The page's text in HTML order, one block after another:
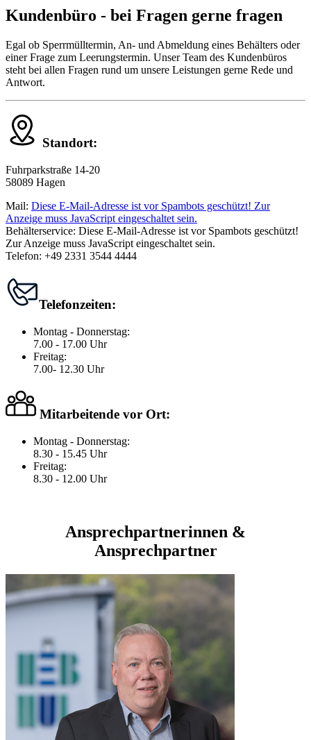
Kundenbüro - bei Fragen gerne fragen
Egal ob Sperrmülltermin, An- und Abmeldung eines Behälters oder
einer Frage zum Leerungstermin. Unser Team des Kundenbüros
steht bei allen Fragen rund um unsere Leistungen gerne Rede und
Antwort.
Standort:
Fuhrparkstraße 14-20
58089 Hagen
Mail: Diese E-Mail-Adresse ist vor Spambots geschützt! Zur
Anzeige muss JavaScript eingeschaltet sein.
Behälterservice: Diese E-Mail-Adresse ist vor Spambots geschützt!
Zur Anzeige muss JavaScript eingeschaltet sein.
Telefon: +49 2331 3544 4444
Telefonzeiten:
Montag - Donnerstag:
7.00 - 17.00 Uhr
Freitag:
7.00- 12.30 Uhr
Mitarbeitende vor Ort:
Montag - Donnerstag:
8.30 - 15.45 Uhr
Freitag:
8.30 - 12.00 Uhr
Ansprechpartnerinnen &
Ansprechpartner